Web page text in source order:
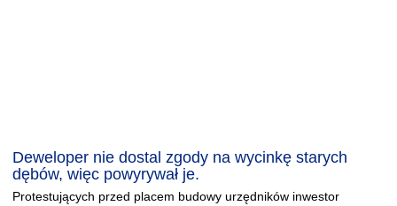
Deweloper nie dostal zgody na wycinkę starych
dębów, więc powyrywał je.
Protestujących przed placem budowy urzędników inwestor